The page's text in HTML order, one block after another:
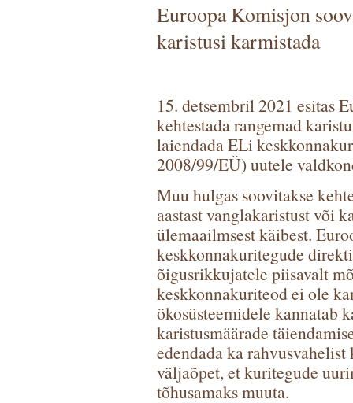
Euroopa Komisjon
karistusi karmistada
15. detsembril 2021 esitas
kehtestada rangemad
laiendada ELi
2008/99/EÜ) uutele
Muu hulgas soovitakse
aastast vanglakaristust või
ülemaailmsest käibest.
keskkonnakuritegude
õigusrikkujatele piisavalt
keskkonnakuriteod ei ole
ökosüsteemidele kannatab
karistusmäärade
edendada ka
väljaõpet, et kuritegude
tõhusamaks muuta.